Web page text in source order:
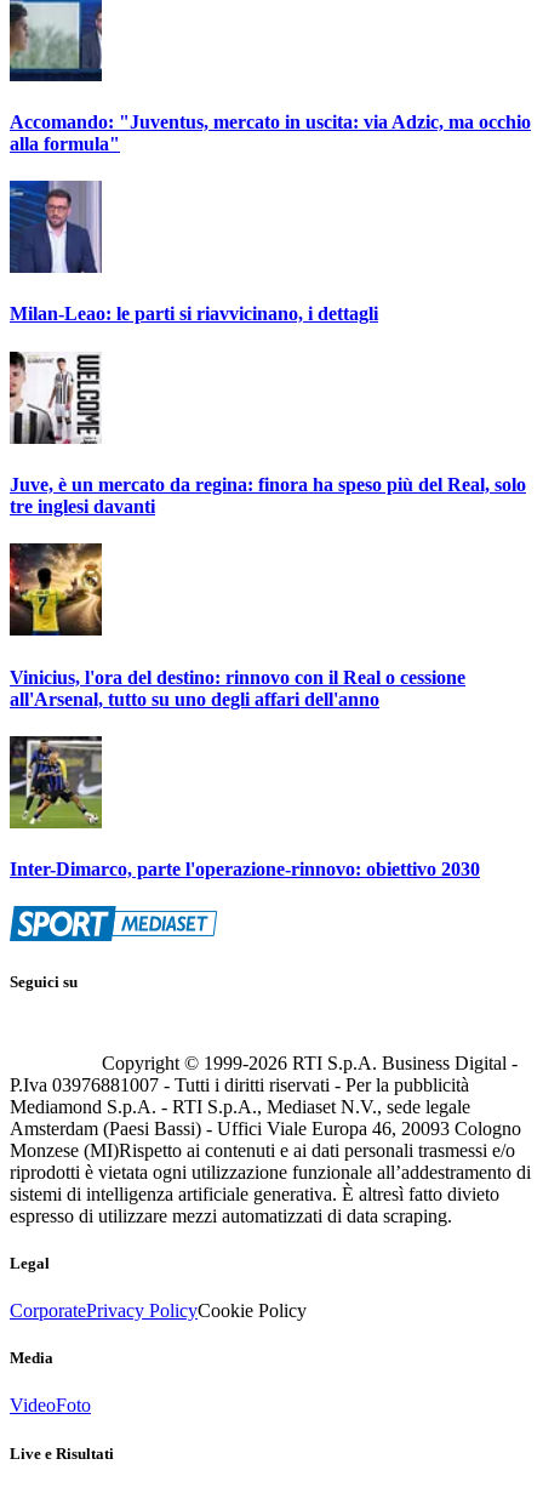
Accomando: "Juventus, mercato in uscita: via Adzic, ma occhio
alla formula"
Milan-Leao: le parti si riavvicinano, i dettagli
Juve, è un mercato da regina: finora ha speso più del Real, solo
tre inglesi davanti
Vinicius, l'ora del destino: rinnovo con il Real o cessione
all'Arsenal, tutto su uno degli affari dell'anno
Inter-Dimarco, parte l'operazione-rinnovo: obiettivo 2030
Seguici su
Copyright © 1999-2026 RTI S.p.A. Business Digital -
P.Iva 03976881007 - Tutti i diritti riservati - Per la pubblicità
Mediamond S.p.A. - RTI S.p.A., Mediaset N.V., sede legale
Amsterdam (Paesi Bassi) - Uffici Viale Europa 46, 20093 Cologno
Monzese (MI)Rispetto ai contenuti e ai dati personali trasmessi e/o
riprodotti è vietata ogni utilizzazione funzionale all’addestramento di
sistemi di intelligenza artificiale generativa. È altresì fatto divieto
espresso di utilizzare mezzi automatizzati di data scraping.
Legal
CorporatePrivacy PolicyCookie Policy
Media
VideoFoto
Live e Risultati